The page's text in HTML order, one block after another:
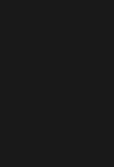
ventana)
ventana)